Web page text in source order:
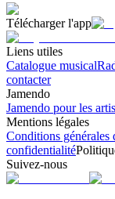
Télécharger l'app
Liens utiles
Catalogue musical
contacter
Jamendo
Jamendo pour les
Mentions légales
Conditions générales
confidentialité
Suivez-nous